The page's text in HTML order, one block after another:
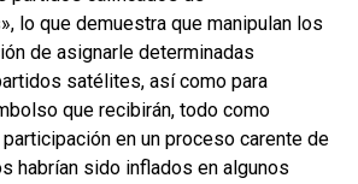
lo que demuestra que manipulan los
de asignarle determinadas
satélites, así como para
que recibirán, todo como
en un proceso carente de
habrían sido inflados en algunos